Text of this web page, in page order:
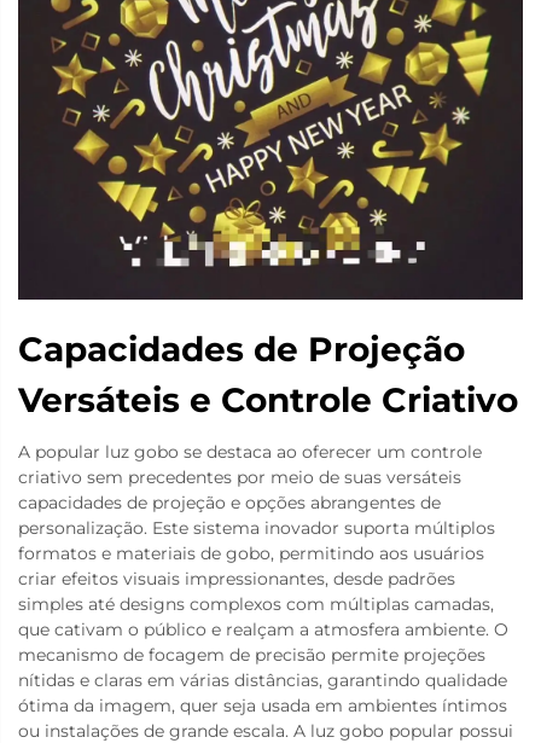
Capacidades de Projeção
Versáteis e Controle Criativo
A popular luz gobo se destaca ao oferecer um controle
criativo sem precedentes por meio de suas versáteis
capacidades de projeção e opções abrangentes de
personalização. Este sistema inovador suporta múltiplos
formatos e materiais de gobo, permitindo aos usuários
criar efeitos visuais impressionantes, desde padrões
simples até designs complexos com múltiplas camadas,
que cativam o público e realçam a atmosfera ambiente. O
mecanismo de focagem de precisão permite projeções
nítidas e claras em várias distâncias, garantindo qualidade
ótima da imagem, quer seja usada em ambientes íntimos
ou instalações de grande escala. A luz gobo popular possui